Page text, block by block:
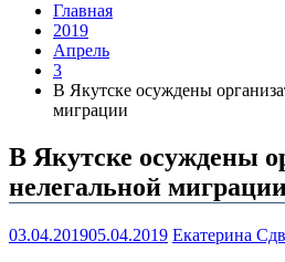
Главная
2019
Апрель
3
В Якутске осуждены
миграции
В Якутске осуждены
нелегальной
03.04.201905.04.2019 Екатерина